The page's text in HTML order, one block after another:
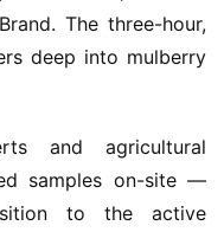
The three-hour,
deep into mulberry
and agricultural
samples on-site —
to the active